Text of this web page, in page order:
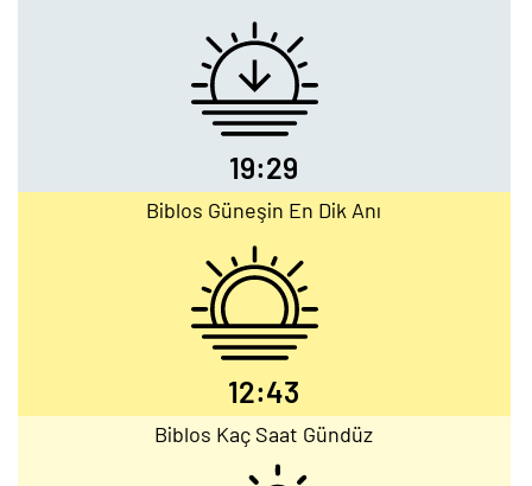
19:29
Biblos Güneşin En Dik Anı
12:43
Biblos Kaç Saat Gündüz